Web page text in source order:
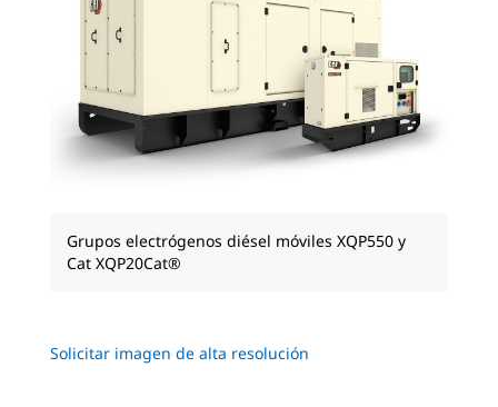
Grupos electrógenos diésel móviles XQP550 y
Cat XQP20Cat®
Solicitar imagen de alta resolución